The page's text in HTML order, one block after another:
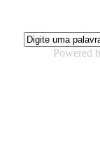
Powered